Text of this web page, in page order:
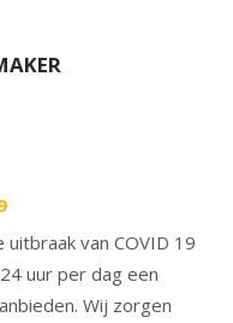
van COVID 19
uur per dag een
Wij zorgen